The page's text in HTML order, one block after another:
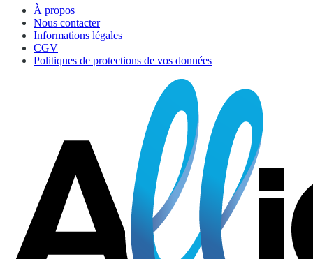
À propos
Nous contacter
Informations légales
CGV
Politiques de protections de vos données